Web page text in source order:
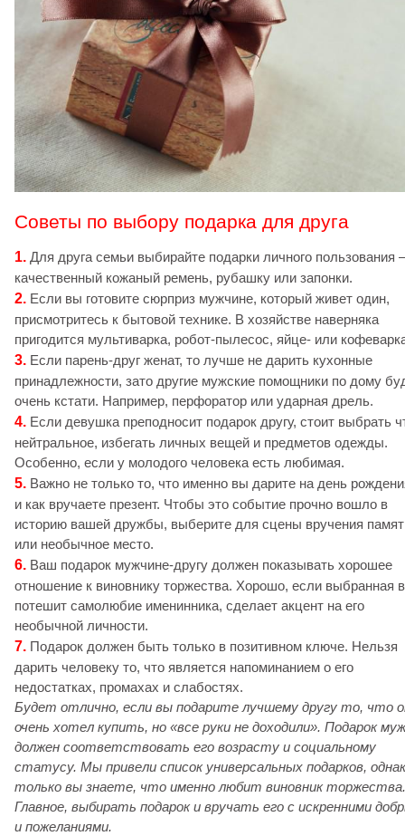
Советы по выбору подарка для друга
1. Для друга семьи выбирайте подарки личного пользования –
качественный кожаный ремень, рубашку или запонки.
2. Если вы готовите сюрприз мужчине, который живет один,
присмотритесь к бытовой технике. В хозяйстве наверняка
пригодится мультиварка, робот-пылесос, яйце- или
3. Если парень-друг женат, то лучше не дарить кухонные
принадлежности, зато другие мужские помощники по дому
очень кстати. Например, перфоратор или ударная дрель.
4. Если девушка преподносит подарок другу, стоит выбрать
нейтральное, избегать личных вещей и предметов одежды.
Особенно, если у молодого человека есть любимая.
5. Важно не только то, что именно вы дарите на день
и как вручаете презент. Чтобы это событие прочно вошло в
историю вашей дружбы, выберите для сцены вручения
или необычное место.
6. Ваш подарок мужчине-другу должен показывать хорошее
отношение к виновнику торжества. Хорошо, если выбранная
потешит самолюбие именинника, сделает акцент на его
необычной личности.
7. Подарок должен быть только в позитивном ключе. Нельзя
дарить человеку то, что является напоминанием о его
недостатках, промахах и слабостях.
Будет отлично, если вы подарите лучшему другу то, что
очень хотел купить, но «все руки не доходили». Подарок
должен соответствовать его возрасту и социальному
статусу. Мы привели список универсальных подарков,
только вы знаете, что именно любит виновник торжества.
Главное, выбирать подарок и вручать его с искренними
и пожеланиями.